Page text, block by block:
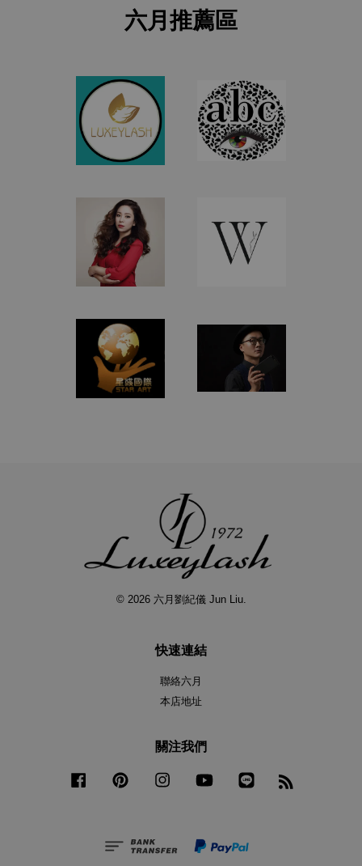
六月推薦區
© 2026 六月劉紀儀 Jun Liu.
快速連結
聯絡六月
本店地址
關注我們
Facebook Pinterest Instagram YouTube